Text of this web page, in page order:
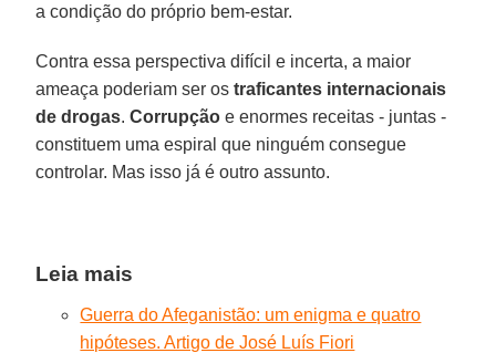
a condição do próprio bem-estar.
Contra essa perspectiva difícil e incerta, a maior
ameaça poderiam ser ostraficantes internacionais
de drogas.Corrupção e enormes receitas - juntas -
constituem uma espiral que ninguém consegue
controlar. Mas isso já é outro assunto.
Leia mais
Guerra do Afeganistão: um enigma e quatro
hipóteses. Artigo de José Luís Fiori